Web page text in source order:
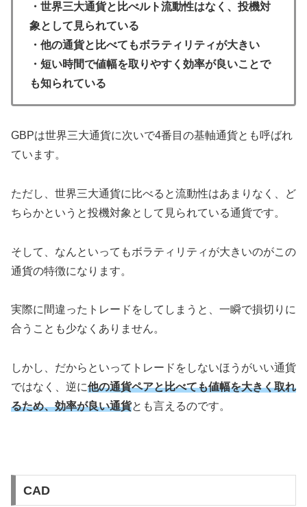
・世界三大通貨と比べルト流動性はなく、投機対
象として見られている
・他の通貨と比べてもボラティリティが大きい
・短い時間で値幅を取りやすく効率が良いことで
も知られている
GBPは世界三大通貨に次いで4番目の基軸通貨とも呼ばれ
ています。
ただし、世界三大通貨に比べると流動性はあまりなく、ど
ちらかというと投機対象として見られている通貨です。
そして、なんといってもボラティリティが大きいのがこの
通貨の特徴になります。
実際に間違ったトレードをしてしまうと、一瞬で損切りに
合うことも少なくありません。
しかし、だからといってトレードをしないほうがいい通貨
ではなく、逆に他の通貨ペアと比べても値幅を大きく取れ
るため、効率が良い通貨とも言えるのです。
CAD